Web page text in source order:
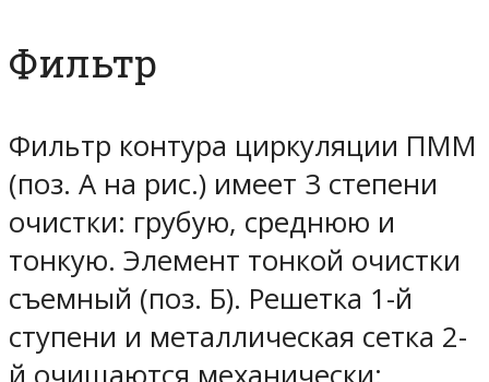
Фильтр
Фильтр контура циркуляции ПММ
(поз. А на рис.) имеет 3 степени
очистки: грубую, среднюю и
тонкую. Элемент тонкой очистки
съемный (поз. Б). Решетка 1-й
ступени и металлическая сетка 2-